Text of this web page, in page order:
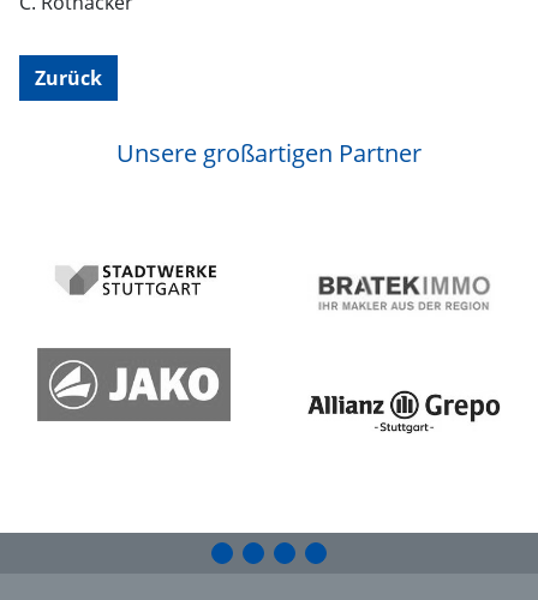
Zurück
Unsere großartigen Partner